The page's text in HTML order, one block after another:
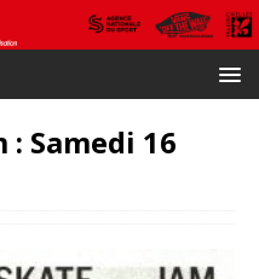
: Samedi 16